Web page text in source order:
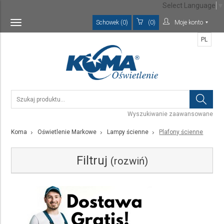
Toggle
navigation
Schowek (0) (0) Moje konto
Wyszukiwanie zaawansowane
PL
Koma Oświetlenie Markowe Lampy ścienne Plafony ścienne
Filtruj (rozwiń)
Kategoria
Select Language